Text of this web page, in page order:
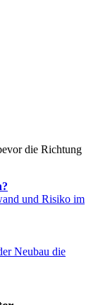
die Richtung
und Risiko im
Neubau die